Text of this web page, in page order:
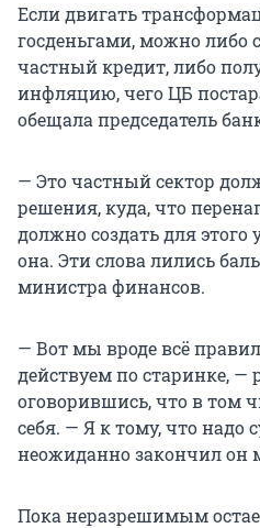
Если двигать
госденьгами, можно либо
частный кредит, либо
инфляцию, чего ЦБ
обещала председатель
— Это частный сектор
решения, куда, что
должно создать для
она. Эти слова лились
министра финансов.
— Вот мы вроде всё
действуем по старинке, —
оговорившись, что в том
себя. — Я к тому, что надо
неожиданно закончил он
Пока неразрешимым